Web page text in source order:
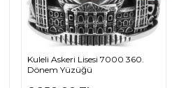
Kuleli Askeri Lisesi 7000 360.
Dönem Yüzüğü